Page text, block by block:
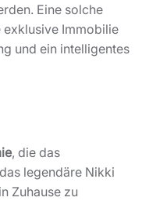
Eine solche
exklusive Immobilie
und ein intelligentes
, die das
legendäre Nikki
Zuhause zu